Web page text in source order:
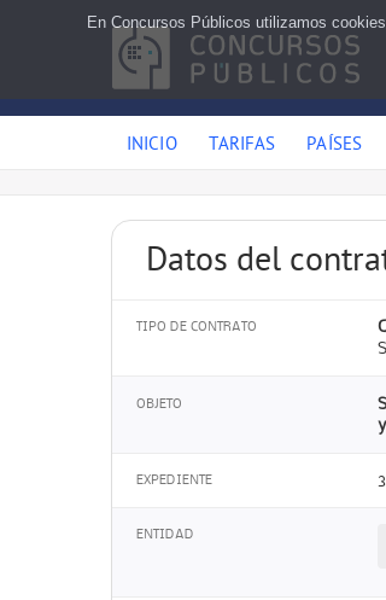
INICIO TARIFAS PAÍSES
Datos del
TIPO DE CONTRATO
OBJETO
EXPEDIENTE
ENTIDAD
En Concursos Públicos utilizamos